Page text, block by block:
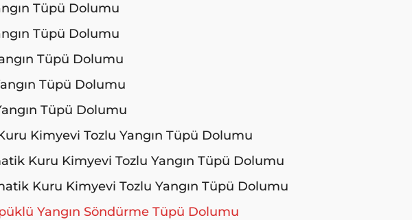
Tüpü Dolumu
Tüpü Dolumu
Tüpü Dolumu
Tüpü Dolumu
Tüpü Dolumu
Kimyevi Tozlu Yangın Tüpü Dolumu
Kuru Kimyevi Tozlu Yangın Tüpü Dolumu
Kuru Kimyevi Tozlu Yangın Tüpü Dolumu
Yangın Söndürme Tüpü Dolumu